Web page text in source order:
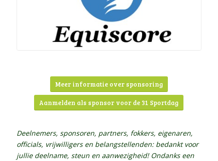
Meer informatie over sponsoring
Aanmelden als sponsor voor de 31 Sportdag
Deelnemers, sponsoren, partners, fokkers, eigenaren,
officials, vrijwilligers en belangstellenden: bedankt voor
jullie deelname, steun en aanwezigheid! Ondanks een